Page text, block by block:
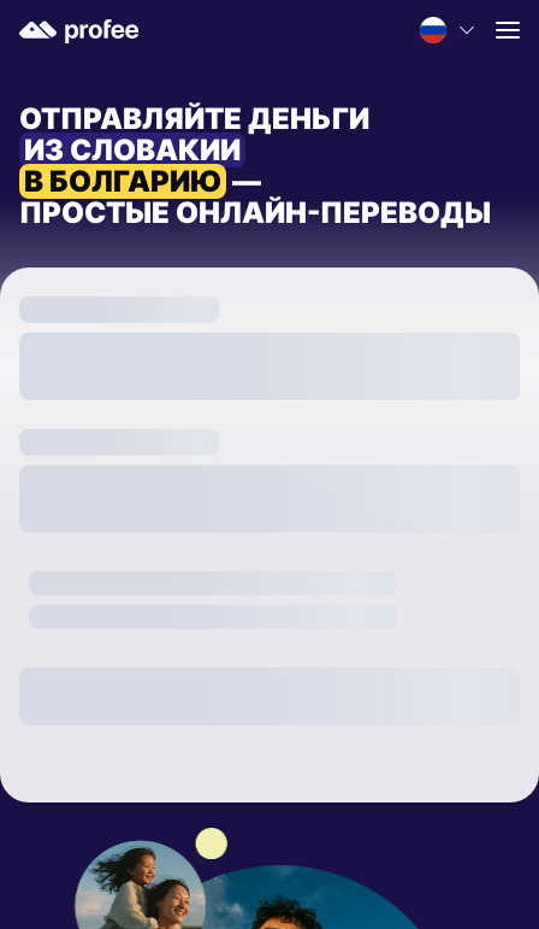
ОТПРАВЛЯЙТЕ ДЕНЬГИ
ИЗ СЛОВАКИИ
В БОЛГАРИЮ —
ПРОСТЫЕ ОНЛАЙН-ПЕРЕВОДЫ